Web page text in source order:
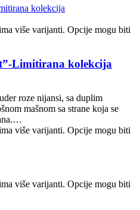
više varijanti. Opcije mogu biti
Limitirana kolekcija
roze nijansi, sa duplim
mašnom sa strane koja se
više varijanti. Opcije mogu biti
više varijanti. Opcije mogu biti